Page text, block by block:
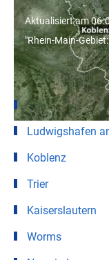
Aktualisiert am
"Rhein-Main-
Wetter für Städte
Mainz
Ludwigshafen
Koblenz
Trier
Kaiserslautern
Worms